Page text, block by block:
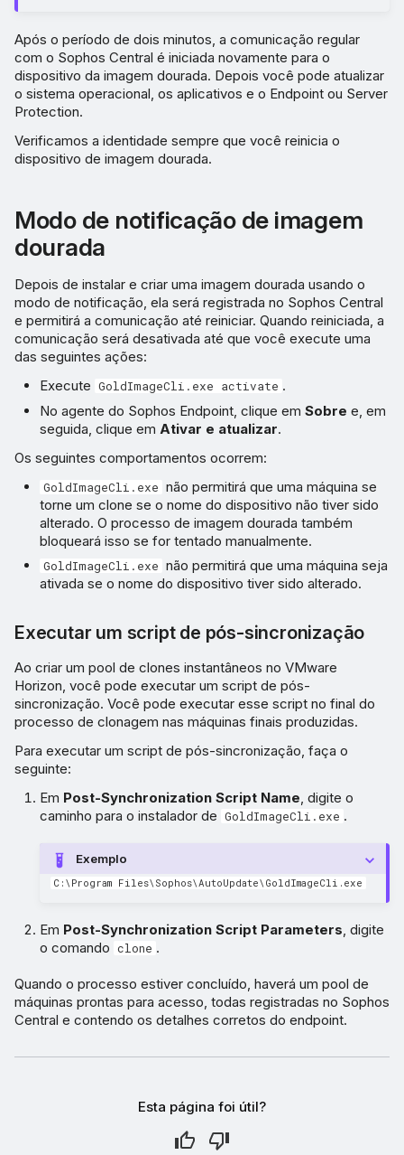
Após o período de dois minutos, a comunicação regular
com o Sophos Central é iniciada novamente para o
dispositivo da imagem dourada. Depois você pode atualizar
o sistema operacional, os aplicativos e o Endpoint ou Server
Protection.
Verificamos a identidade sempre que você reinicia o
dispositivo de imagem dourada.
Modo de notificação de imagem
dourada
Depois de instalar e criar uma imagem dourada usando o
modo de notificação, ela será registrada no Sophos Central
e permitirá a comunicação até reiniciar. Quando reiniciada, a
comunicação será desativada até que você execute uma
das seguintes ações:
Execute GoldImageCli.exe activate .
No agente do Sophos Endpoint, clique emSobre e, em
seguida, clique emAtivar e atualizar.
Os seguintes comportamentos ocorrem:
GoldImageCli.exe não permitirá que uma máquina se
torne um clone se o nome do dispositivo não tiver sido
alterado. O processo de imagem dourada também
bloqueará isso se for tentado manualmente.
GoldImageCli.exe não permitirá que uma máquina seja
ativada se o nome do dispositivo tiver sido alterado.
Executar um script de pós-sincronização
Ao criar um pool de clones instantâneos no VMware
Horizon, você pode executar um script de pós-
sincronização. Você pode executar esse script no final do
processo de clonagem nas máquinas finais produzidas.
Para executar um script de pós-sincronização, faça o
seguinte:
Em Post-Synchronization Script Name, digite o
caminho para o instalador de GoldImageCli.exe .
Exemplo
C:\Program Files\Sophos\AutoUpdate\GoldImageCli.exe
Em Post-Synchronization Script Parameters, digite
o comando clone .
Quando o processo estiver concluído, haverá um pool de
máquinas prontas para acesso, todas registradas no Sophos
Central e contendo os detalhes corretos do endpoint.
Esta página foi útil?